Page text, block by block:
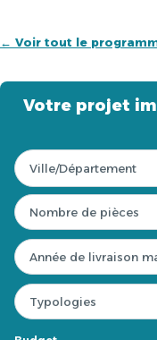
← Voir tout le
Votre projet